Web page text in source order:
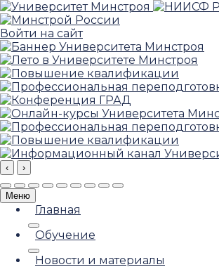
Войти на сайт
‹ ›
Меню
Главная
Обучение
Новости и материалы